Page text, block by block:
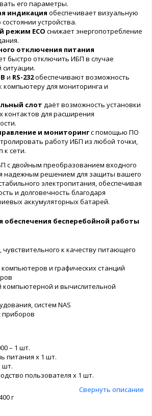
его параметры.
индикация обеспечивает визуальную
устройства.
режим ECO снижает энергопотребление
отключения питания
быстро отключить ИБП в случае
и RS-232обеспечивают возможность
компьютеру для мониторинга и
слот даёт возможность установки
контактов для расширения
и мониторингс помощью ПО
работу ИБП из любой точки,
к сети.
с двойным преобразованием входного
надежным решением для защиты вашего
электропитания, обеспечивая
и долговечность благодаря
аккумуляторных батарей.
обеспечения бесперебойной работы
к качеству питающего
и графических станций
и вычислительной
систем NAS
приборов
– 1 шт.
питания х 1 шт.
шт.
пользователя х 1 шт.
Свернуть описание
г